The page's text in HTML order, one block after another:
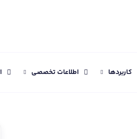
کاربردها اطلاعات تخصصی